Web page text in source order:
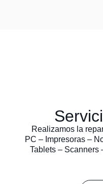
Realizamos la
PC – Impresoras –
Tablets – Scanners